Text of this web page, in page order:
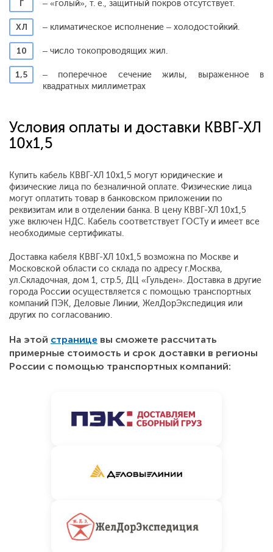
Г – «голый», т. е., защитный покров отсутствует.
ХЛ – климатическое исполнение – холодостойкий.
10 – число токопроводящих жил.
1,5
– поперечное сечение жилы, выраженное в
квадратных миллиметрах
Условия оплаты и доставки КВВГ-ХЛ
10х1,5
Купить кабель КВВГ-ХЛ 10х1,5 могут юридические и
физические лица по безналичной оплате. Физические лица
могут оплатить товар в банковском приложении по
реквизитам или в отделении банка. В цену КВВГ-ХЛ 10х1,5
уже включен НДС. Кабель соответствует ГОСТу и имеет все
необходимые сертификаты.
Доставка кабеля КВВГ-ХЛ 10х1,5 возможна по Москве и
Московской области со склада по адресу г.Москва,
ул.Складочная, дом 1, стр.5, ДЦ «Гульден». Доставка в другие
города России осуществляется с помощью транспортных
компаний ПЭК, Деловые Линии, ЖелДорЭкспедиция или
других по согласованию.
На этой странице вы сможете рассчитать
примерные стоимость и срок доставки в регионы
России с помощью транспортных компаний: